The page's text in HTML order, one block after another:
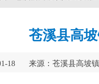
苍溪县高
18 来源：苍溪县高坡